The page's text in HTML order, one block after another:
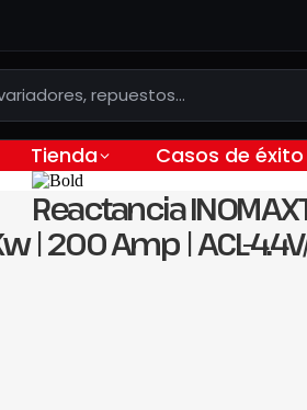
Tienda Casos de éxito
Reactancia
| 200 Amp | ACL-